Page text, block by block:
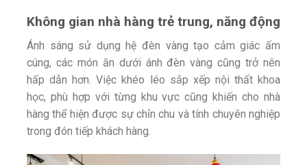
Không gian nhà hàng trẻ trung, năng động
Ánh sáng sử dụng hệ đèn vàng tạo cảm giác ấm
cúng, các món ăn dưới ánh đèn vàng cũng trở nên
hấp dẫn hơn. Việc khéo léo sắp xếp nội thất khoa
học, phù hợp với từng khu vực cũng khiến cho nhà
hàng thể hiện được sự chỉn chu và tính chuyên nghiệp
trong đón tiếp khách hàng.